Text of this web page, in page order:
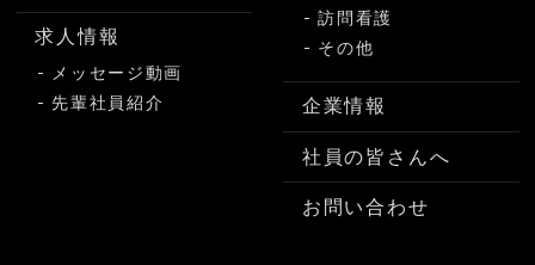
求人情報
メッセージ動画
先輩社員紹介
訪問看護
その他
企業情報
社員の皆さんへ
お問い合わせ